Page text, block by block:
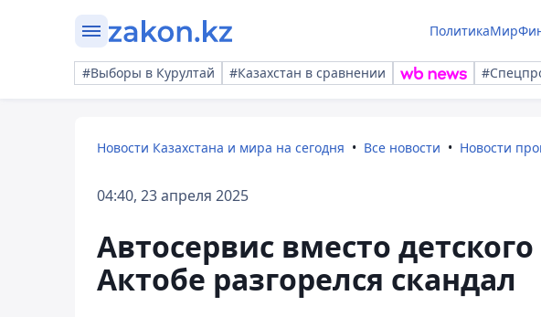
ПолитикаМир
#Выборы в Курултай #Казахстан в сравнении
Новости Казахстана и мира на сегодня Все новости Новости
04:40, 23 апреля 2025
Автосервис вместо
Актобе разгорелся скандал